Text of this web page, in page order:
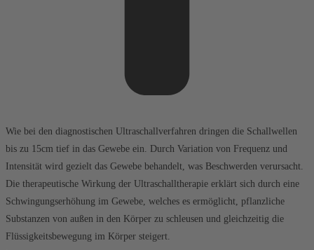
Wie bei den diagnostischen Ultraschallverfahren dringen die Schallwellen
bis zu 15cm tief in das Gewebe ein. Durch Variation von Frequenz und
Intensität wird gezielt das Gewebe behandelt, was Beschwerden verursacht.
Die therapeutische Wirkung der Ultraschalltherapie erklärt sich durch eine
Schwingungserhöhung im Gewebe, welches es ermöglicht, pflanzliche
Substanzen von außen in den Körper zu schleusen und gleichzeitig die
Flüssigkeitsbewegung im Körper steigert.